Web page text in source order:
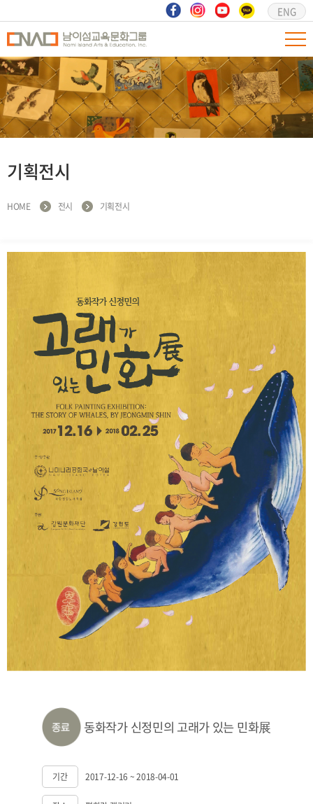
ENG
기획전시
HOME 전시 기획전시
동화작가 신정민의 고래가 있는 민화展
기간 2017-12-16 ~ 2018-04-01